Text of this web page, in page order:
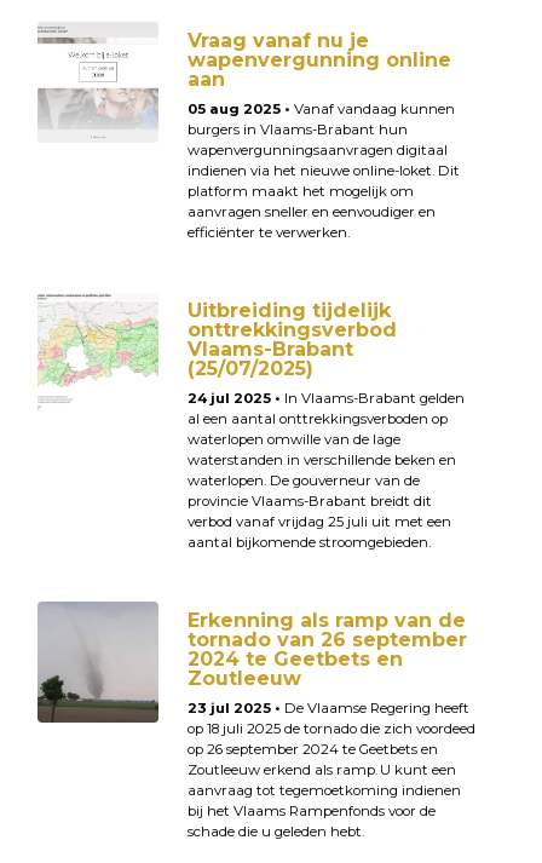
Vraag vanaf nu je
wapenvergunning online
aan
05 aug 2025 • Vanaf vandaag kunnen
burgers in Vlaams-Brabant hun
wapenvergunningsaanvragen digitaal
indienen via het nieuwe online-loket. Dit
platform maakt het mogelijk om
aanvragen sneller en eenvoudiger en
efficiënter te verwerken.
Uitbreiding tijdelijk
onttrekkingsverbod
Vlaams-Brabant
(25/07/2025)
24 jul 2025 • In Vlaams-Brabant gelden
al een aantal onttrekkingsverboden op
waterlopen omwille van de lage
waterstanden in verschillende beken en
waterlopen. De gouverneur van de
provincie Vlaams-Brabant breidt dit
verbod vanaf vrijdag 25 juli uit met een
aantal bijkomende stroomgebieden.
Erkenning als ramp van de
tornado van 26 september
2024 te Geetbets en
Zoutleeuw
23 jul 2025 • De Vlaamse Regering heeft
op 18 juli 2025 de tornado die zich voordeed
op 26 september 2024 te Geetbets en
Zoutleeuw erkend als ramp. U kunt een
aanvraag tot tegemoetkoming indienen
bij het Vlaams Rampenfonds voor de
schade die u geleden hebt.